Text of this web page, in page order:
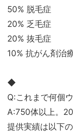
50% 脱毛症
20% 乏毛症
20% 抜毛症
10% 抗がん剤治
◆
Q:これまで何個
A:750体以上。
提供実績は以下の